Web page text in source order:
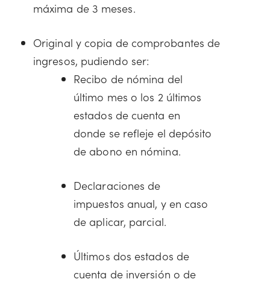
máxima de 3 meses.
Original y copia de comprobantes de
ingresos, pudiendo ser:
Recibo de nómina del
último mes o los 2 últimos
estados de cuenta en
donde se refleje el depósito
de abono en nómina.
Declaraciones de
impuestos anual, y en caso
de aplicar, parcial.
Últimos dos estados de
cuenta de inversión o de